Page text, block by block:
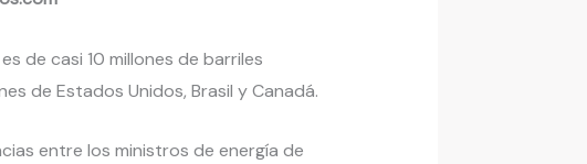
de casi 10 millones de barriles
de Estados Unidos, Brasil y Canadá.
entre los ministros de energía de